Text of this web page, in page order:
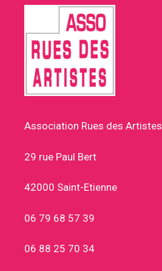
Association Rues des Artistes
29 rue Paul Bert
42000 Saint-Etienne
06 79 68 57 39
06 88 25 70 34